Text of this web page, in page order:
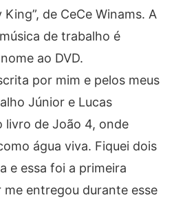
King”, de CeCe Winams. A
de trabalho é
ao DVD.
por mim e pelos meus
Júnior e Lucas
livro de João 4, onde
água viva. Fiquei dois
e essa foi a primeira
me entregou durante esse